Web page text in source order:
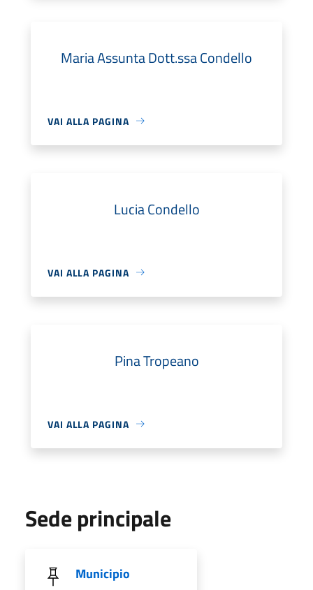
Maria Assunta Dott.ssa Condello
VAI ALLA PAGINA
Lucia Condello
VAI ALLA PAGINA
Pina Tropeano
VAI ALLA PAGINA
Sede principale
Municipio